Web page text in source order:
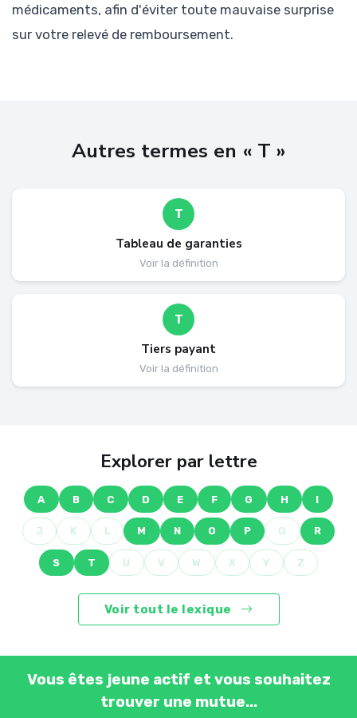
médicaments, afin d'éviter toute mauvaise surprise
sur votre relevé de remboursement.
Autres termes en « T »
T
Tableau de garanties
Voir la définition
T
Tiers payant
Voir la définition
Explorer par lettre
A B C D E F G H I
J K L M N O P Q R
S T U V W X Y Z
Voir tout le lexique
Vous êtes jeune actif et vous souhaitez
trouver une mutue...